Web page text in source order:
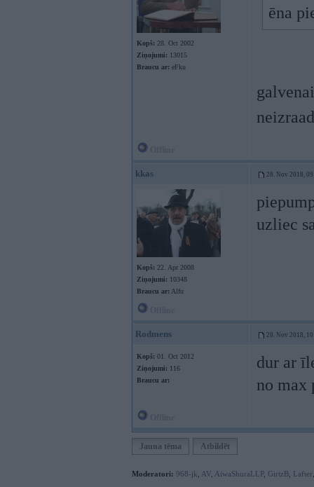
Kopš: 28. Oct 2002
Ziņojumi: 13015
Braucu ar: eFku
ēna
kkas 28. Nov 2018,
Kopš: 22. Apr 2008
Ziņojumi: 10348
Braucu ar: Alfu
uzliec
Rodmens 28. Nov 2018,
Kopš: 01. Oct 2012
Ziņojumi: 116
Braucu ar:
dur ar
no max
Jauna tēma Atbildēt
Moderatori: 968-jk AV AiwaShuraLLP, GirtzB Lafter